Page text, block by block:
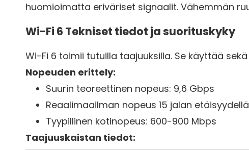
huomioimatta eriväriset signaalit. Vähemmän
Wi-Fi 6 Tekniset tiedot ja suorituskyky
Wi-Fi 6 toimii tutuilla taajuuksilla. Se käyttää
Nopeuden erittely:
Suurin teoreettinen nopeus: 9,6 Gbps
Reaalimaailman nopeus 15 jalan
Tyypillinen kotinopeus: 600-900 Mbps
Taajuuskaistan tiedot: